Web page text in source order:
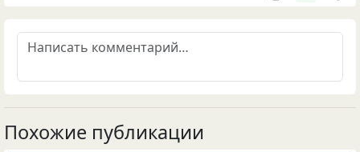
Похожие публикации